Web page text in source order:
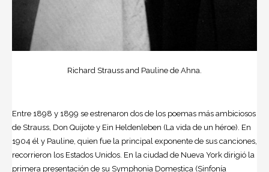
Richard Strauss and Pauline de Ahna.
Entre 1898 y 1899 se estrenaron dos de los poemas más ambiciosos
de Strauss, Don Quijote y Ein Heldenleben (La vida de un héroe). En
1904 él y Pauline, quien fue la principal exponente de sus canciones,
recorrieron los Estados Unidos. En la ciudad de Nueva York dirigió la
primera presentación de su Symphonia Domestica (Sinfonía